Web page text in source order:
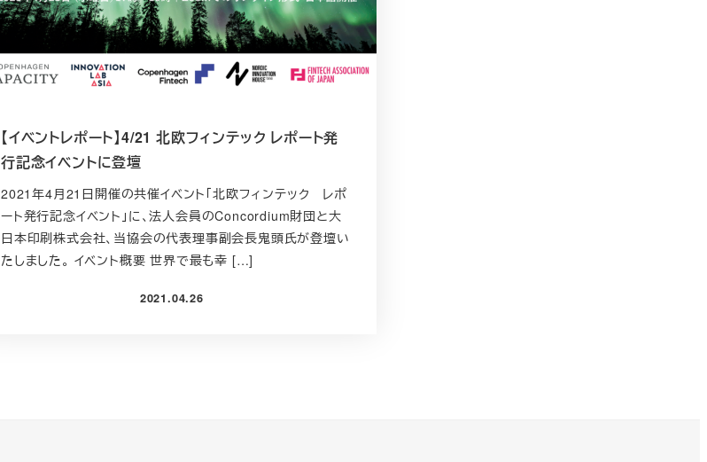
【イベントレポート】4/21 北欧フィンテック レポート発
行記念イベントに登壇
2021年4月21日開催の共催イベント「北欧フィンテック レポ
ート発行記念イベント」に、法人会員のConcordium財団と大
日本印刷株式会社、当協会の代表理事副会長鬼頭氏が登壇い
たしました。 イベント概要 世界で最も幸 […]
投稿日
2021.04.26